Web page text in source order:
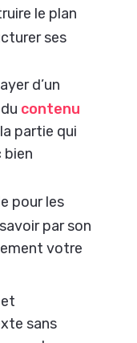
le plan
ses
d’un
contenu
partie qui
bien
pour les
par son
votre
sans